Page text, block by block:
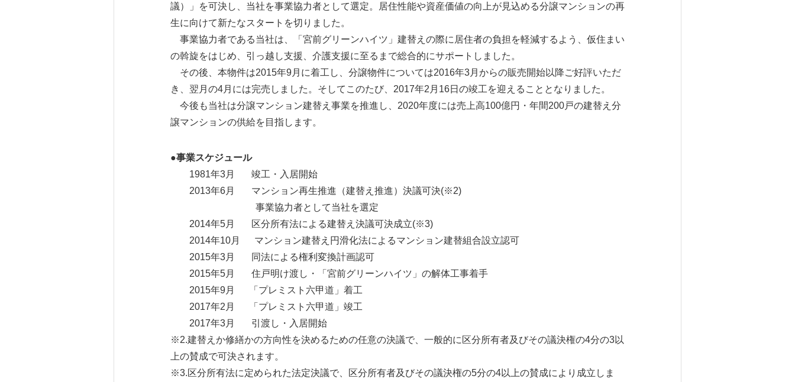
議）」を可決し、当社を事業協力者として選定。居住性能や資産価値の向上が見込める分譲マンションの再
生に向けて新たなスタートを切りました。
事業協力者である当社は、「宮前グリーンハイツ」建替えの際に居住者の負担を軽減するよう、仮住まい
の斡旋をはじめ、引っ越し支援、介護支援に至るまで総合的にサポートしました。
その後、本物件は2015年9月に着工し、分譲物件については2016年3月からの販売開始以降ご好評いただ
き、翌月の4月には完売しました。そしてこのたび、2017年2月16日の竣工を迎えることとなりました。
今後も当社は分譲マンション建替え事業を推進し、2020年度には売上高100億円・年間200戸の建替え分
譲マンションの供給を目指します。
●事業スケジュール
1981年3月 竣工・入居開始
2013年6月 マンション再生推進（建替え推進）決議可決(※2)
事業協力者として当社を選定
2014年5月 区分所有法による建替え決議可決成立(※3)
2014年10月 マンション建替え円滑化法によるマンション建替組合設立認可
2015年3月 同法による権利変換計画認可
2015年5月 住戸明け渡し・「宮前グリーンハイツ」の解体工事着手
2015年9月 「プレミスト六甲道」着工
2017年2月 「プレミスト六甲道」竣工
2017年3月 引渡し・入居開始
※2.建替えか修繕かの方向性を決めるための任意の決議で、一般的に区分所有者及びその議決権の4分の3以
上の賛成で可決されます。
※3.区分所有法に定められた法定決議で、区分所有者及びその議決権の5分の4以上の賛成により成立しま